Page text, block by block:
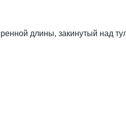
длины, закинутый над